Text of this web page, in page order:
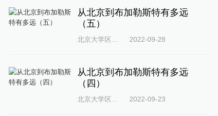
从北京到布加勒斯特有多远
（五）
2022-09-28
从北京到布加勒斯特有多远
（四）
2022-09-23